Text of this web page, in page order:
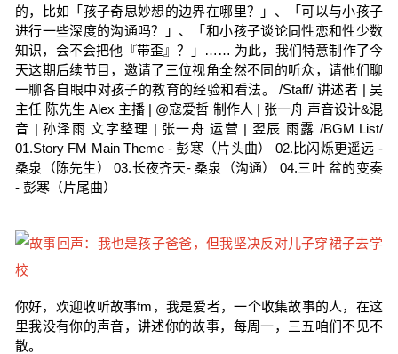
的，比如「孩子奇思妙想的边界在哪里？」、「可以与小孩子
进行一些深度的沟通吗？」、「和小孩子谈论同性恋和性少数
知识，会不会把他『带歪』？」…… 为此，我们特意制作了今
天这期后续节目，邀请了三位视角全然不同的听众，请他们聊
一聊各自眼中对孩子的教育的经验和看法。 /Staff/ 讲述者 | 吴
主任 陈先生 Alex 主播 | @寇爱哲 制作人 | 张一舟 声音设计&混
音 | 孙泽雨 文字整理 | 张一舟 运营 | 翌辰 雨露 /BGM List/
01.Story FM Main Theme - 彭寒（片头曲） 02.比闪烁更遥远 -
桑泉（陈先生） 03.长夜齐天- 桑泉（沟通） 04.三叶 盆的变奏
- 彭寒（片尾曲）
你好，欢迎收听故事fm，我是爱者，一个收集故事的人，在这
里我没有你的声音，讲述你的故事，每周一，三五咱们不见不
散。